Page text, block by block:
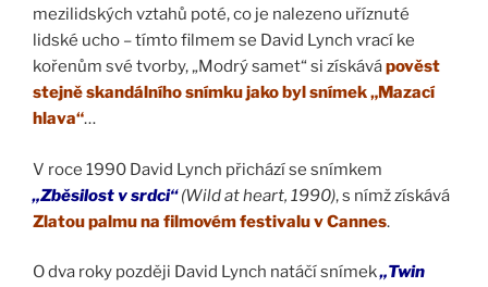
mezilidských vztahů poté, co je nalezeno uříznuté
lidské ucho – tímto filmem se David Lynch vrací ke
kořenům své tvorby, „Modrý samet“ si získávápověst
stejně skandálního snímku jako byl snímek „Mazací
hlava“…
V roce 1990 David Lynch přichází se snímkem
„Zběsilost v srdci“(Wild at heart, 1990), s nímž získává
Zlatou palmu na filmovém festivalu v Cannes.
O dva roky později David Lynch natáčí snímek„Twin